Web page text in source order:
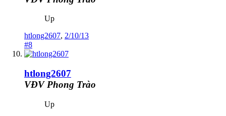
Up
htlong2607, 2/10/13
#8
htlong2607
VĐV Phong Trào
Up